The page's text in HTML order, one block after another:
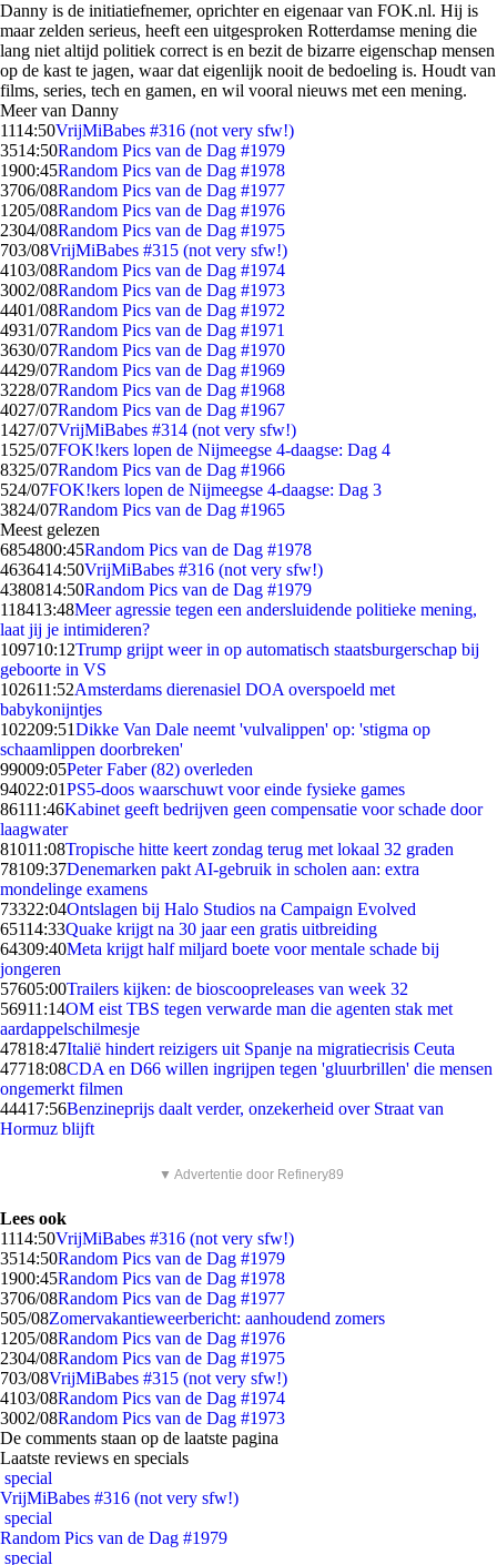
Danny is de initiatiefnemer, oprichter en eigenaar van FOK.nl. Hij is
maar zelden serieus, heeft een uitgesproken Rotterdamse mening die
lang niet altijd politiek correct is en bezit de bizarre eigenschap mensen
op de kast te jagen, waar dat eigenlijk nooit de bedoeling is. Houdt van
films, series, tech en gamen, en wil vooral nieuws met een mening.
Meer van Danny
1114:50VrijMiBabes #316 (not very sfw!)
3514:50Random Pics van de Dag #1979
1900:45Random Pics van de Dag #1978
3706/08Random Pics van de Dag #1977
1205/08Random Pics van de Dag #1976
2304/08Random Pics van de Dag #1975
703/08VrijMiBabes #315 (not very sfw!)
4103/08Random Pics van de Dag #1974
3002/08Random Pics van de Dag #1973
4401/08Random Pics van de Dag #1972
4931/07Random Pics van de Dag #1971
3630/07Random Pics van de Dag #1970
4429/07Random Pics van de Dag #1969
3228/07Random Pics van de Dag #1968
4027/07Random Pics van de Dag #1967
1427/07VrijMiBabes #314 (not very sfw!)
1525/07FOK!kers lopen de Nijmeegse 4-daagse: Dag 4
8325/07Random Pics van de Dag #1966
524/07FOK!kers lopen de Nijmeegse 4-daagse: Dag 3
3824/07Random Pics van de Dag #1965
Meest gelezen
6854800:45Random Pics van de Dag #1978
4636414:50VrijMiBabes #316 (not very sfw!)
4380814:50Random Pics van de Dag #1979
118413:48Meer agressie tegen een andersluidende politieke mening,
laat jij je intimideren?
109710:12Trump grijpt weer in op automatisch staatsburgerschap bij
geboorte in VS
102611:52Amsterdams dierenasiel DOA overspoeld met
babykonijntjes
102209:51Dikke Van Dale neemt 'vulvalippen' op: 'stigma op
schaamlippen doorbreken'
99009:05Peter Faber (82) overleden
94022:01PS5-doos waarschuwt voor einde fysieke games
86111:46Kabinet geeft bedrijven geen compensatie voor schade door
laagwater
81011:08Tropische hitte keert zondag terug met lokaal 32 graden
78109:37Denemarken pakt AI-gebruik in scholen aan: extra
mondelinge examens
73322:04Ontslagen bij Halo Studios na Campaign Evolved
65114:33Quake krijgt na 30 jaar een gratis uitbreiding
64309:40Meta krijgt half miljard boete voor mentale schade bij
jongeren
57605:00Trailers kijken: de bioscoopreleases van week 32
56911:14OM eist TBS tegen verwarde man die agenten stak met
aardappelschilmesje
47818:47Italië hindert reizigers uit Spanje na migratiecrisis Ceuta
47718:08CDA en D66 willen ingrijpen tegen 'gluurbrillen' die mensen
ongemerkt filmen
44417:56Benzineprijs daalt verder, onzekerheid over Straat van
Hormuz blijft
▼ Advertentie door Refinery89
Lees ook
1114:50VrijMiBabes #316 (not very sfw!)
3514:50Random Pics van de Dag #1979
1900:45Random Pics van de Dag #1978
3706/08Random Pics van de Dag #1977
505/08Zomervakantieweerbericht: aanhoudend zomers
1205/08Random Pics van de Dag #1976
2304/08Random Pics van de Dag #1975
703/08VrijMiBabes #315 (not very sfw!)
4103/08Random Pics van de Dag #1974
3002/08Random Pics van de Dag #1973
De comments staan op de laatste pagina
Laatste reviews en specials
special
VrijMiBabes #316 (not very sfw!)
special
Random Pics van de Dag #1979
special